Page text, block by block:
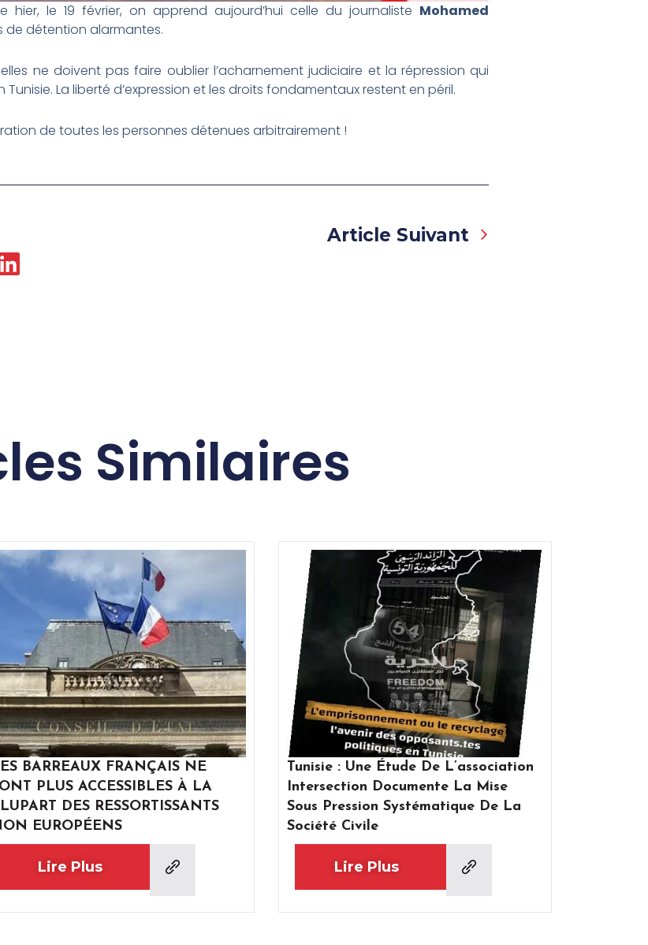
hier, le 19 février, on apprend aujourd’hui celle du journaliste Mohamed
détention alarmantes.
ne doivent pas faire oublier l’acharnement judiciaire et la répression qui
La liberté d’expression et les droits fondamentaux restent en péril.
de toutes les personnes détenues arbitrairement !
Article Suivant
Similaires
BARREAUX FRANÇAIS NE
PLUS ACCESSIBLES À LA
DES RESSORTISSANTS
EUROPÉENS
Lire Plus
Tunisie : Une Étude De L’association
Intersection Documente La Mise
Sous Pression Systématique De La
Société Civile
Lire Plus